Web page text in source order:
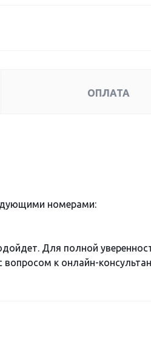
ОПЛАТА
номерами:
Для полной
к онлайн-